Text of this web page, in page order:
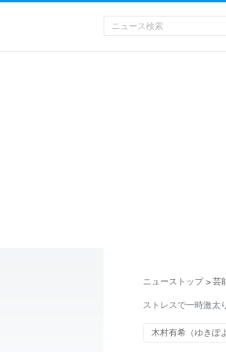
ニューストップ > 芸
ストレスで一時激太
木村有希（ゆきぽ